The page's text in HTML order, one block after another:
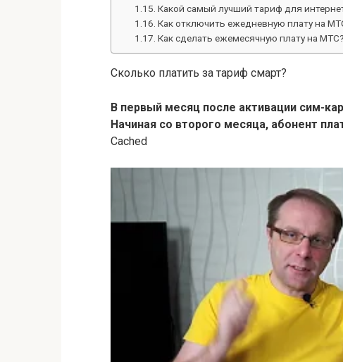
Какой самый лучший тариф для
Как отключить ежедневную плату на
Как сделать ежемесячную плату на МТС?
Сколько платить за тариф смарт?
В первый месяц после активации сим-
Начиная со второго месяца, абонент
Cached